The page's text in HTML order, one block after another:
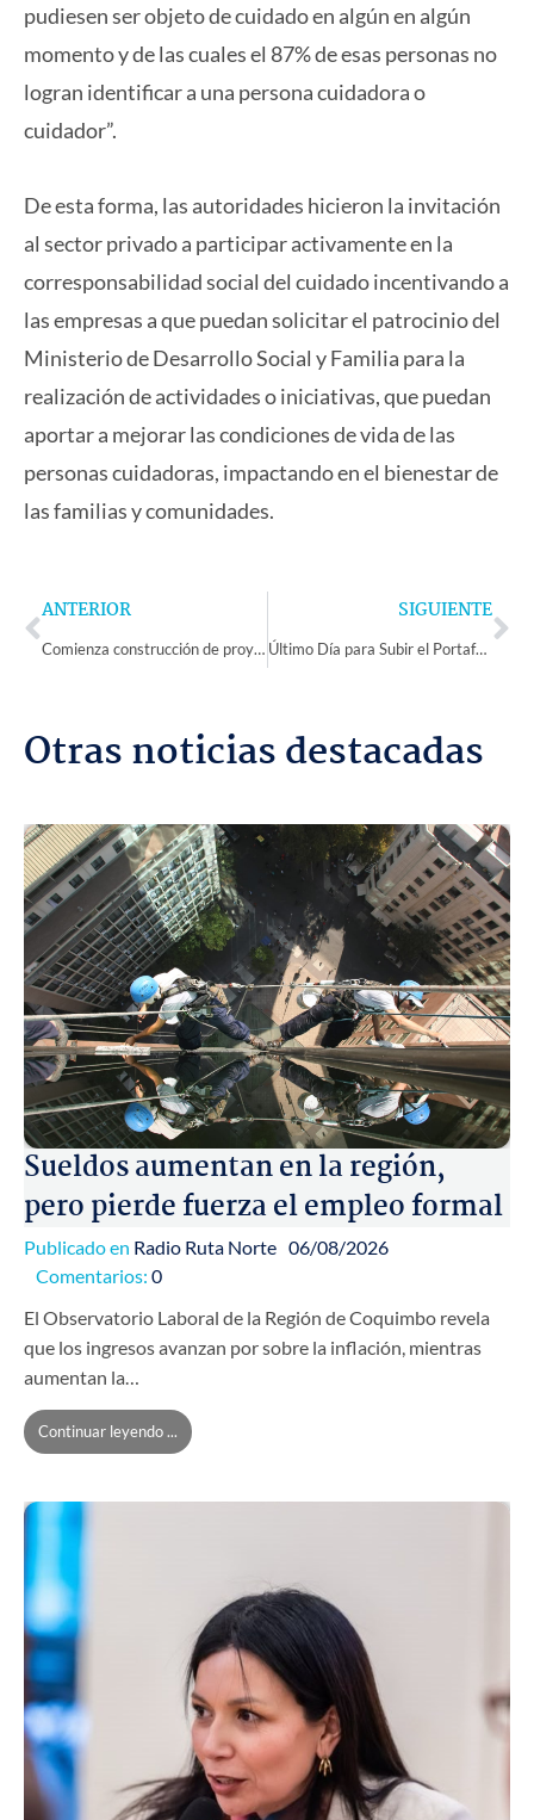
pudiesen ser objeto de cuidado en algún en algún
momento y de las cuales el 87% de esas personas no
logran identificar a una persona cuidadora o
cuidador”.
De esta forma, las autoridades hicieron la invitación
al sector privado a participar activamente en la
corresponsabilidad social del cuidado incentivando a
las empresas a que puedan solicitar el patrocinio del
Ministerio de Desarrollo Social y Familia para la
realización de actividades o iniciativas, que puedan
aportar a mejorar las condiciones de vida de las
personas cuidadoras, impactando en el bienestar de
las familias y comunidades.
Prev
ANTERIOR
Comienza construcción de proyecto habitacional Brisas del Mar en Tongoy
SIGUIENTE
Último Día para Subir el Portafolio del Sistema de Reconocimiento 2024
Otras noticias destacadas
Sueldos aumentan en la región,
pero pierde fuerza el empleo formal
Publicado en Radio Ruta Norte 06/08/2026
Comentarios: 0
El Observatorio Laboral de la Región de Coquimbo revela
que los ingresos avanzan por sobre la inflación, mientras
aumentan la…
Continuar leyendo ...